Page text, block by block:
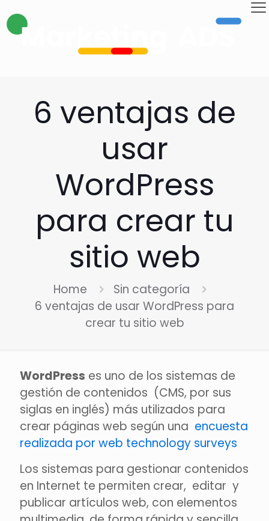
6 ventajas de
usar
WordPress
para crear tu
sitio web
Home
Sin categoría
6 ventajas de usar WordPress para
crear tu sitio web
WordPress es uno de los sistemas de
gestión de contenidos (CMS, por sus
siglas en inglés) más utilizados para
crear páginas web según una encuesta
realizada por web technology surveys
Los sistemas para gestionar contenidos
en Internet te permiten crear, editar y
publicar artículos web, con elementos